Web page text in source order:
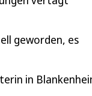
geworden, es
in